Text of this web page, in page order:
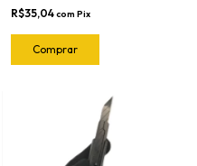
R$35,04com Pix